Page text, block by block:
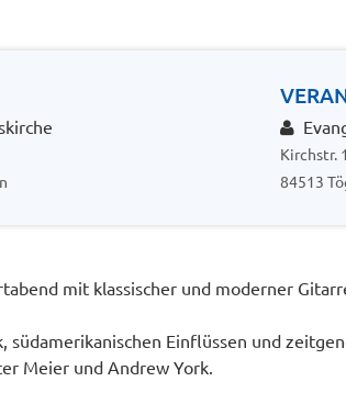
Kirchstr.
84513
mit klassischer und moderner
Einflüssen und
Meier und Andrew York.